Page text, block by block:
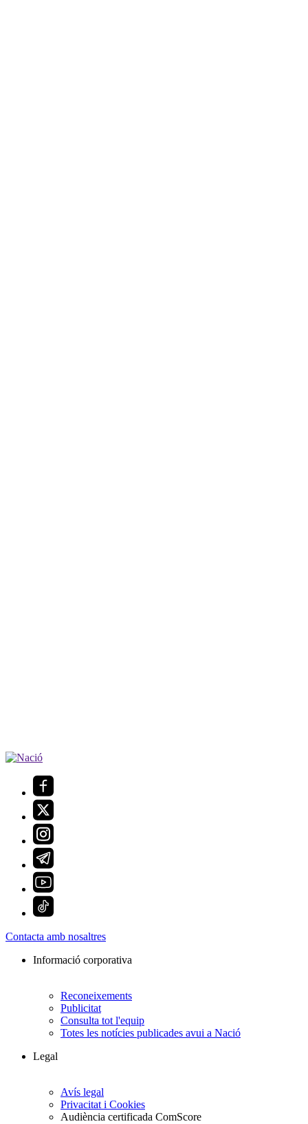
Contacta amb nosaltres
Informació corporativa
Reconeixements
Publicitat
Consulta tot l'equip
Totes les notícies publicades avui a Nació
Legal
Avís legal
Privacitat i Cookies
Audiència certificada ComScore